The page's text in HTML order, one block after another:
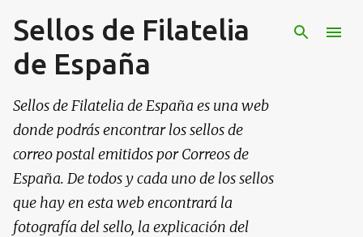
Ir al contenido principal
Sellos de Filatelia
de España
Sellos de Filatelia de España es una web
donde podrás encontrar los sellos de
correo postal emitidos por Correos de
España. De todos y cada uno de los sellos
que hay en esta web encontrará la
fotografía del sello, la explicación del